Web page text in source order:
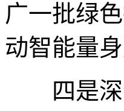
广一批绿
动智能量
四是深